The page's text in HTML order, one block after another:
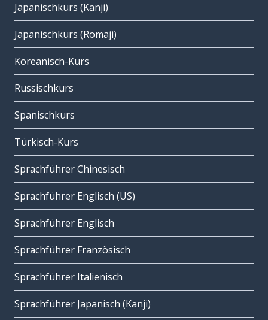
Japanischkurs (Kanji)
Japanischkurs (Romaji)
Koreanisch-Kurs
Russischkurs
Spanischkurs
Türkisch-Kurs
Sprachführer Chinesisch
Sprachführer Englisch (US)
Sprachführer Englisch
Sprachführer Französisch
Sprachführer Italienisch
Sprachführer Japanisch (Kanji)